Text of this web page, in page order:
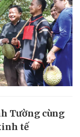
Tường cùng
tế